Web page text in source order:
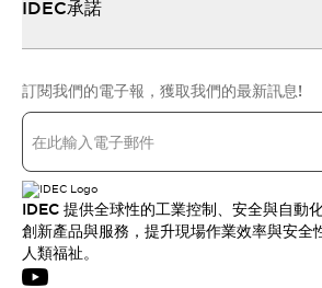
IDEC承諾
訂閱我們的電子報，獲取我們的最新訊息!
IDEC 提供全球性的工業控制、安全與自動
創新產品與服務，提升現場作業效率與安全
人類福祉。